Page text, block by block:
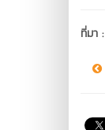
ที่มา :